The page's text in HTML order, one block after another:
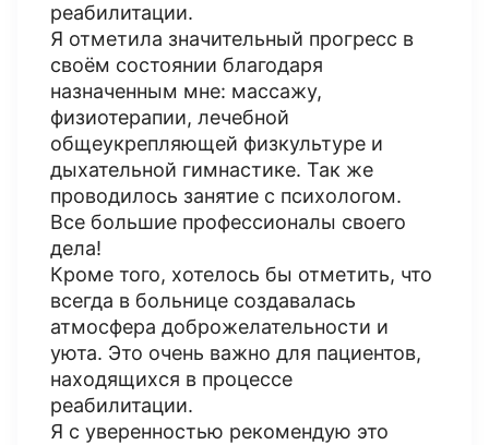
реабилитации.
Я отметила значительный прогресс в
своём состоянии благодаря
назначенным мне: массажу,
физиотерапии, лечебной
общеукрепляющей физкультуре и
дыхательной гимнастике. Так же
проводилось занятие с психологом.
Все большие профессионалы своего
дела!
Кроме того, хотелось бы отметить, что
всегда в больнице создавалась
атмосфера доброжелательности и
уюта. Это очень важно для пациентов,
находящихся в процессе
реабилитации.
Я с уверенностью рекомендую это